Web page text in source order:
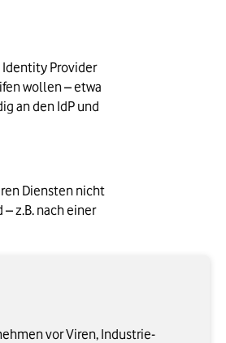
Identity Provider
an den IdP und
Diensten nicht
z.B. nach einer
vor Viren, Industrie-